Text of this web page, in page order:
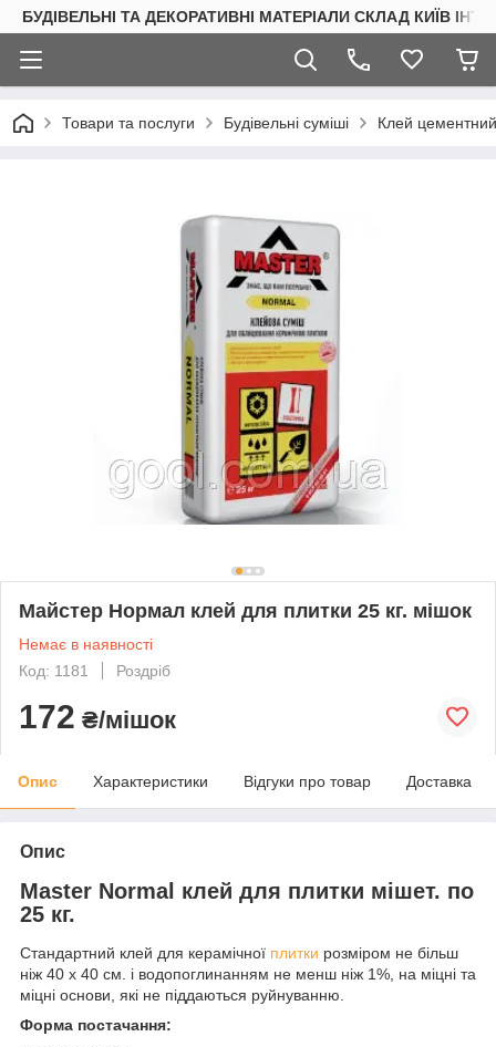
БУДІВЕЛЬНІ ТА ДЕКОРАТИВНІ МАТЕРІАЛИ СКЛАД КИЇВ
Товари та послуги Будівельні суміші Клей
Майстер Нормал клей для плитки 25 кг. мішок
Немає в наявності
Код: 1181
Роздріб
172 ₴/мішок
Опис Характеристики Відгуки про товар Доставка
Опис
Master Normal клей для плитки мішет. по
25 кг.
Стандартний клей для керамічної плитки розміром не більш
ніж 40 х 40 см. і водопоглинанням не менш ніж 1%, на міцні та
міцні основи, які не піддаються руйнуванню.
Форма постачання: